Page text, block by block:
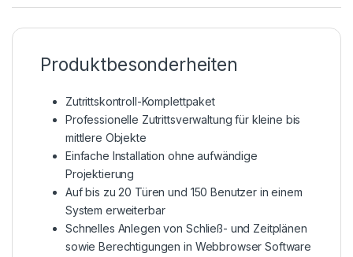
Produktbesonderheiten
Zutrittskontroll-Komplettpaket
Professionelle Zutrittsverwaltung für kleine bis
mittlere Objekte
Einfache Installation ohne aufwändige
Projektierung
Auf bis zu 20 Türen und 150 Benutzer in einem
System erweiterbar
Schnelles Anlegen von Schließ- und Zeitplänen
sowie Berechtigungen in Webbrowser Software